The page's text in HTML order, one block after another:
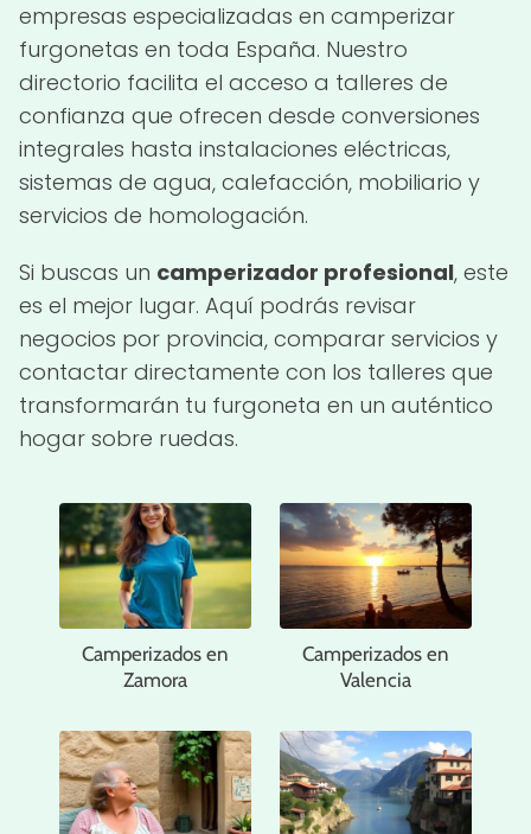
empresas especializadas en camperizar
furgonetas en toda España. Nuestro
directorio facilita el acceso a talleres de
confianza que ofrecen desde conversiones
integrales hasta instalaciones eléctricas,
sistemas de agua, calefacción, mobiliario y
servicios de homologación.
Si buscas un camperizador profesional, este
es el mejor lugar. Aquí podrás revisar
negocios por provincia, comparar servicios y
contactar directamente con los talleres que
transformarán tu furgoneta en un auténtico
hogar sobre ruedas.
Camperizados en
Zamora
Camperizados en
Valencia